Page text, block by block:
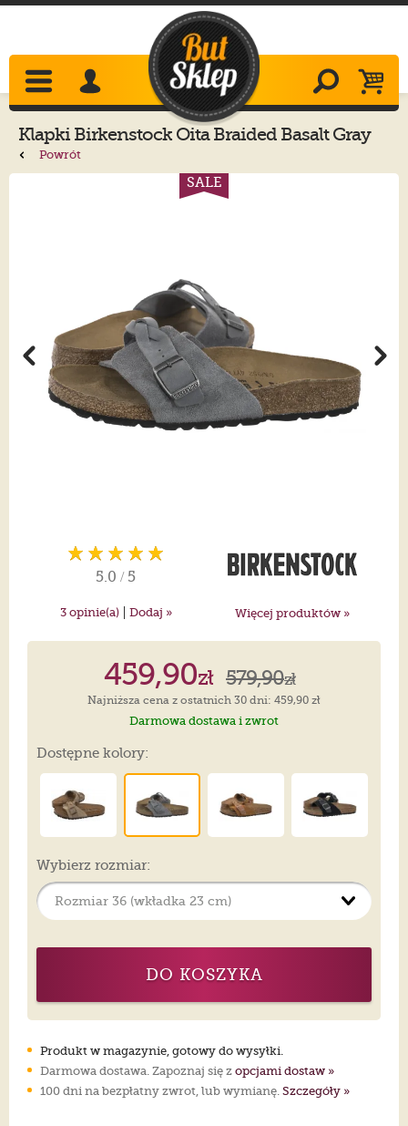
Klapki Birkenstock Oita Braided Basalt Gray
1029121
Powrót
SALE
5.0 / 5
3opinie(a)| Dodaj » Więcej produktów »
459,90zł 579,90zł
Najniższa cena z ostatnich 30 dni: 459,90 zł
Darmowa dostawa i zwrot
Dostępne kolory:
Wybierz rozmiar:
DO KOSZYKA
Produkt w magazynie, gotowy do wysyłki.
Darmowa dostawa. Zapoznaj się z opcjami dostaw »
100 dni na bezpłatny zwrot, lub wymianę. Szczegóły »